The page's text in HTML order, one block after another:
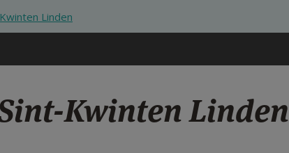
Linden
Kwinten Linden